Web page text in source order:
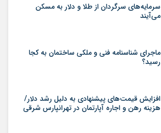
سرمایه‌های سرگردان از طلا و دلار به مسکن
می‌آیند
ماجرای شناسنامه‌ فنی و ملکی ساختمان به کجا
رسید؟
افزایش قیمت‌های پیشنهادی به دلیل رشد دلار/
هزینه رهن و اجاره آپارتمان در تهرانپارس شرقی